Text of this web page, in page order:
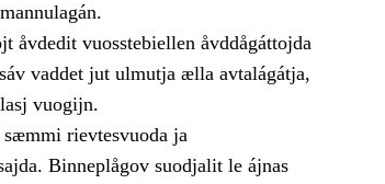
åvdedit vuosstebiellen åvddågáttojda
vaddet jut ulmutja ælla avtalágátja,
vuogijn.
rievtesvuoda ja
Binneplågov suodjalit le ájnas